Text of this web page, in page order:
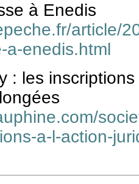
à Enedis
article/
a-enedis.html
: les
a-l-action-